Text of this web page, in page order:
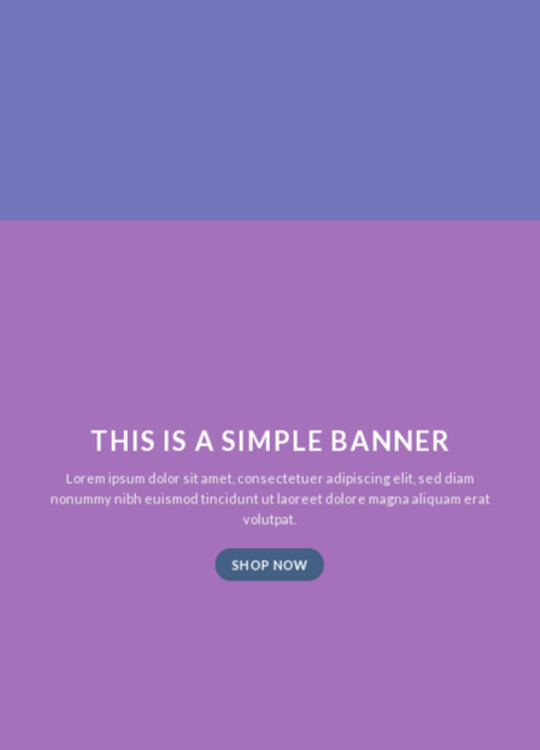
THIS IS A SIMPLE BANNER
Lorem ipsum dolor sit amet, consectetuer adipiscing elit, sed diam
nonummy nibh euismod tincidunt ut laoreet dolore magna aliquam erat
volutpat.
SHOP NOW